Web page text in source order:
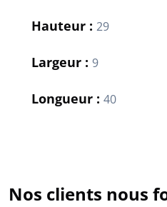
Hauteur : 29
Largeur : 9
Longueur : 40
Nos clients nous